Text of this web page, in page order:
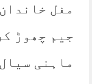
مغل
جیم چھوڑ
ماہنی